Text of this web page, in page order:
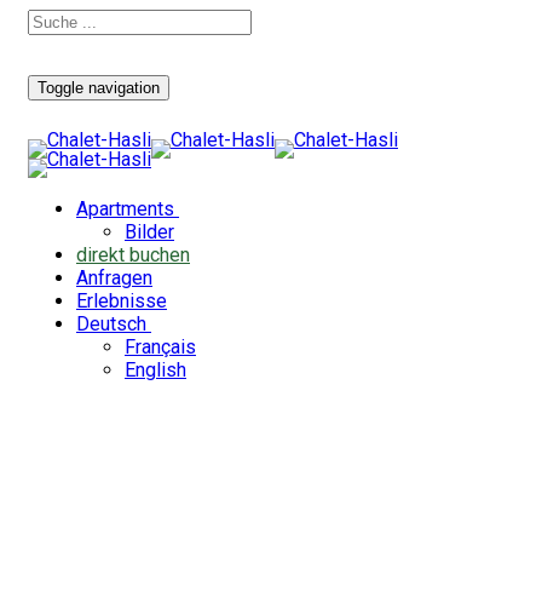
Toggle navigation
Apartments
Bilder
direkt buchen
Anfragen
Erlebnisse
Deutsch
Français
English